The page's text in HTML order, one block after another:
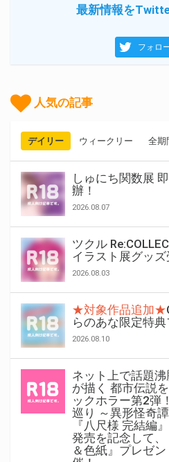
最新情報を
フォロ
人気の記事
デイリー ウィークリー 全期
しゅにち関数展
辦！
2026.08.07
ツクル
イラスト展グッズ
2026.08.03
★対象作品追加★
らのあな限定特典
2026.08.10
ネット上で話題
が描く 都市伝説
ックホラー第2弾
巡り ～異形怪奇
『八尺様 完結編
発売を記念して
＆色紙』プレゼ